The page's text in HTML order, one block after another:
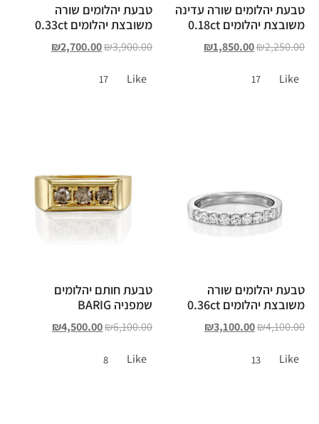
טבעת יהלומים שורה עדינה
משובצת יהלומים 0.18ct
₪2,250.00
₪1,850.00
Like
17
טבעת יהלומים שורה
משובצת יהלומים 0.33ct
₪3,900.00
₪2,700.00
Like
17
טבעת יהלומים שורה
משובצת יהלומים 0.36ct
₪4,100.00
₪3,100.00
Like
13
טבעת חותם יהלומים
שמפניה BARIG
₪6,100.00
₪4,500.00
Like
8